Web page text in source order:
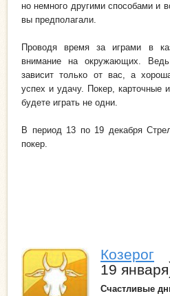
но немного другими способами и
вы предполагали.
Проводя время за играми в
внимание на окружающих.
зависит только от вас, а
успех и удачу. Покер, карточные
будете играть не одни.
В период 13 по 19 декабря
покер.
Козерог
19 января
Счастливые